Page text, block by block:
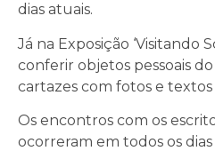
dias atuais.
Já na Exposição ‘Visitando
conferir objetos pessoais
cartazes com fotos e
Os encontros com os
ocorreram em todos os dias